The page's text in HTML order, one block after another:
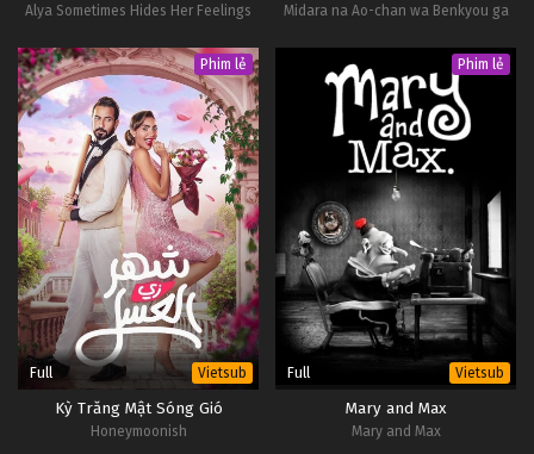
Alya Sometimes Hides Her Feelings
Midara na Ao-chan wa Benkyou ga
Phim lẻ
Full Vietsub
Kỳ Trăng Mật Sóng Gió
Honeymoonish
Phim lẻ
Full Vietsub
Mary and Max
Mary and Max